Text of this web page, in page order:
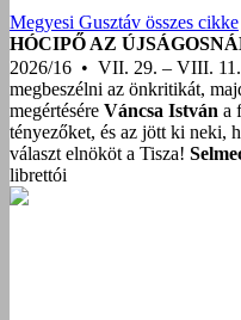
Megyesi Gusztáv összes cikke
HÓCIPŐ AZ
2026/16 • VII. 29. – VIII. 11.
megbeszélni az önkritikát,
megértésére Váncsa István a
tényezőket, és az jött ki neki,
választ elnököt a Tisza!
librettói